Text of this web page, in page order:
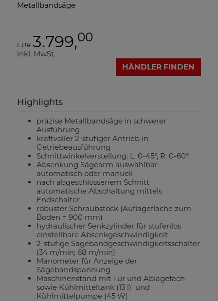
Metallbandsäge
EUR 3.799,00
inkl. MwSt.
HÄNDLER FINDEN
Highlights
präzise Metallbandsäge in schwerer
Ausführung
kraftvoller 2-stufiger Antrieb in
Getriebeausführung
Schnittwinkelverstellung: L: 0-45°, R: 0-60°
Absenkung Sägearm auswählbar
automatisch oder manuell
nach abgeschlossenem Schnitt
automatische Abschaltung mittels
Endschalter
robuster Schraubstock (Auflagefläche zum
Boden = 900 mm)
hydraulischer Senkzylinder für stufenlos
einstellbare Absenkgeschwindigkeit
2-stufige Sägebandgeschwindigkeitsschalter
(34 m/min; 68 m/min)
Manometer für Anzeige der
Sägebandspannung
Maschinenstand mit Tür und Ablagefach
sowie Kühlmitteltank (13 l) und
Kühlmittelpumpe (45 W)